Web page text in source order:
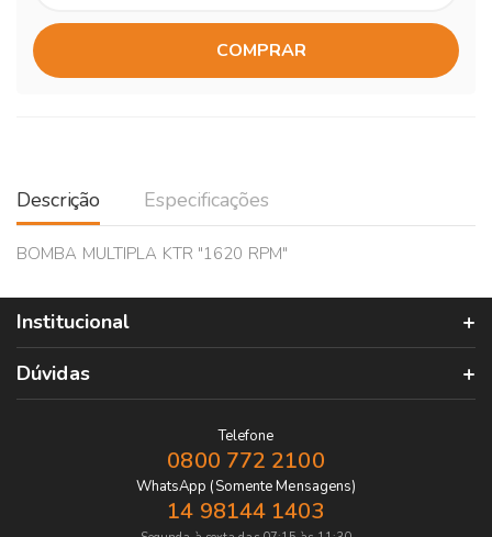
COMPRAR
Descrição Especificações
BOMBA MULTIPLA KTR "1620 RPM"
Institucional
Dúvidas
Telefone
0800 772 2100
WhatsApp (Somente Mensagens)
14 98144 1403